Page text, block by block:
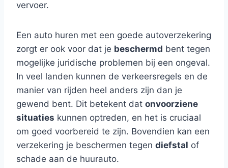
vervoer.
Een auto huren met een goede autoverzekering
zorgt er ook voor dat je beschermd bent tegen
mogelijke juridische problemen bij een ongeval.
In veel landen kunnen de verkeersregels en de
manier van rijden heel anders zijn dan je
gewend bent. Dit betekent dat onvoorziene
situaties kunnen optreden, en het is cruciaal
om goed voorbereid te zijn. Bovendien kan een
verzekering je beschermen tegen diefstal of
schade aan de huurauto.